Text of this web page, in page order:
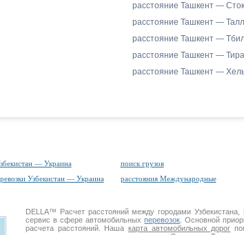
расстояние Ташкент —
расстояние Ташкент —
расстояние Ташкент —
расстояние Ташкент —
расстояние Ташкент —
— Украина
поиск грузов
Узбекистан — Украина расстояния Международные
DELLA™ Расчет расстояниймежду городами
сервис в сфере автомобильныхперевозок . Основной
расчета расстояний. Наша карта автомобильных дорог